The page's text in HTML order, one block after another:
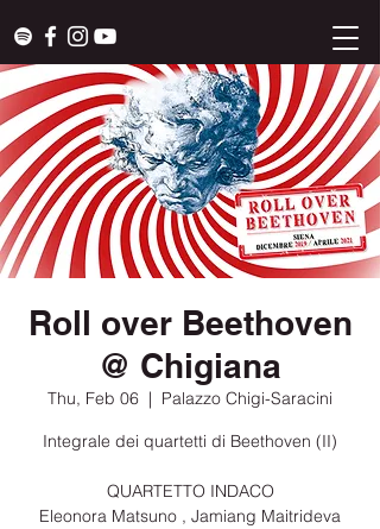
Roll over Beethoven
@ Chigiana
Thu, Feb 06
  |
Palazzo Chigi-Saracini
Integrale dei quartetti di Beethoven (II)
QUARTETTO INDACO
Eleonora Matsuno , Jamiang Maitrideva